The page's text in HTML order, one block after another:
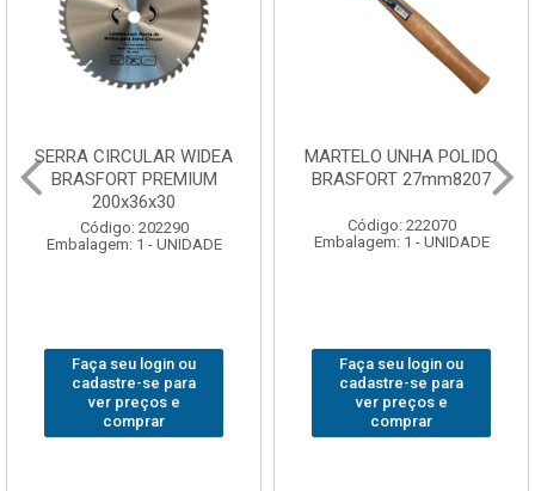
SERRA CIRCULAR WIDEA
BRASFORT PREMIUM
200x36x30
Código: 202290
Embalagem: 1 - UNIDADE
Faça seu login ou
cadastre-se para
ver preços e
comprar
MARTELO UNHA POLIDO
BRASFORT 27mm8207
Código: 222070
Embalagem: 1 - UNIDADE
Faça seu login ou
cadastre-se para
ver preços e
comprar